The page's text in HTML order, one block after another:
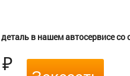
в нашем автосервисе со
₽